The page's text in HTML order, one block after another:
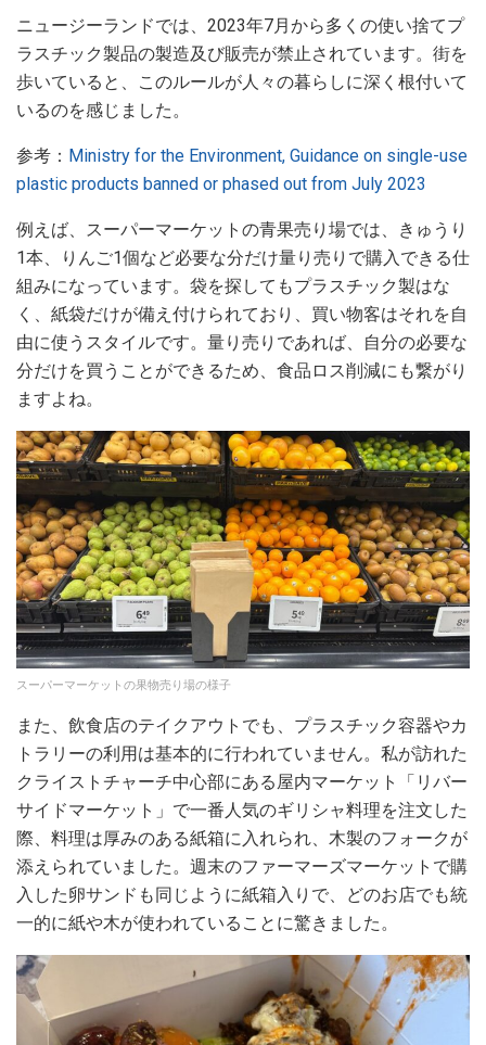
ニュージーランドでは、2023年7月から多くの使い捨てプ
ラスチック製品の製造及び販売が禁止されています。街を
歩いていると、このルールが人々の暮らしに深く根付いて
いるのを感じました。
参考： Ministry for the Environment, Guidance on single-use
plastic products banned or phased out from July 2023
例えば、スーパーマーケットの青果売り場では、きゅうり
1本、りんご1個など必要な分だけ量り売りで購入できる仕
組みになっています。袋を探してもプラスチック製はな
く、紙袋だけが備え付けられており、買い物客はそれを自
由に使うスタイルです。量り売りであれば、自分の必要な
分だけを買うことができるため、食品ロス削減にも繋がり
ますよね。
スーパーマーケットの果物売り場の様子
また、飲食店のテイクアウトでも、プラスチック容器やカ
トラリーの利用は基本的に行われていません。私が訪れた
クライストチャーチ中心部にある屋内マーケット「リバー
サイドマーケット」で一番人気のギリシャ料理を注文した
際、料理は厚みのある紙箱に入れられ、木製のフォークが
添えられていました。週末のファーマーズマーケットで購
入した卵サンドも同じように紙箱入りで、どのお店でも統
一的に紙や木が使われていることに驚きました。